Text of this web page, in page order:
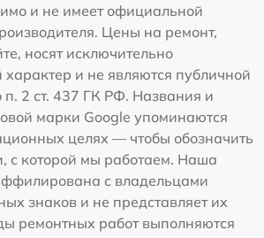
и не имеет официальной
Цены на ремонт,
носят исключительно
и не являются публичной
п. 2 ст. 437 ГК РФ. Названия и
марки Google упоминаются
целях — чтобы обозначить
с которой мы работаем. Наша
с владельцами
знаков и не представляет их
ремонтных работ выполняются